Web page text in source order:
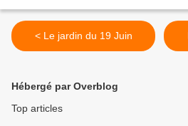
< Le jardin du 19 Juin
Hébergé par Overblog
Top articles